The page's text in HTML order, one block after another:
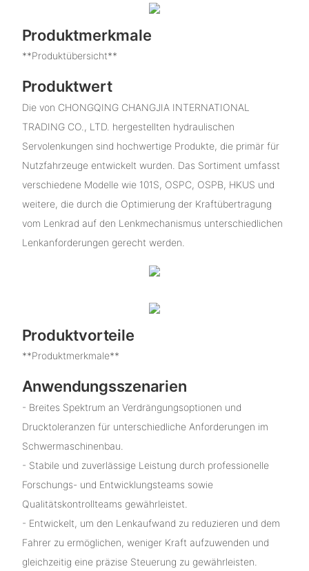
Produktmerkmale
**Produktübersicht**
Produktwert
Die von CHONGQING CHANGJIA INTERNATIONAL
TRADING CO., LTD. hergestellten hydraulischen
Servolenkungen sind hochwertige Produkte, die primär für
Nutzfahrzeuge entwickelt wurden. Das Sortiment umfasst
verschiedene Modelle wie 101S, OSPC, OSPB, HKUS und
weitere, die durch die Optimierung der Kraftübertragung
vom Lenkrad auf den Lenkmechanismus unterschiedlichen
Lenkanforderungen gerecht werden.
Produktvorteile
**Produktmerkmale**
Anwendungsszenarien
- Breites Spektrum an Verdrängungsoptionen und
Drucktoleranzen für unterschiedliche Anforderungen im
Schwermaschinenbau.
- Stabile und zuverlässige Leistung durch professionelle
Forschungs- und Entwicklungsteams sowie
Qualitätskontrollteams gewährleistet.
- Entwickelt, um den Lenkaufwand zu reduzieren und dem
Fahrer zu ermöglichen, weniger Kraft aufzuwenden und
gleichzeitig eine präzise Steuerung zu gewährleisten.